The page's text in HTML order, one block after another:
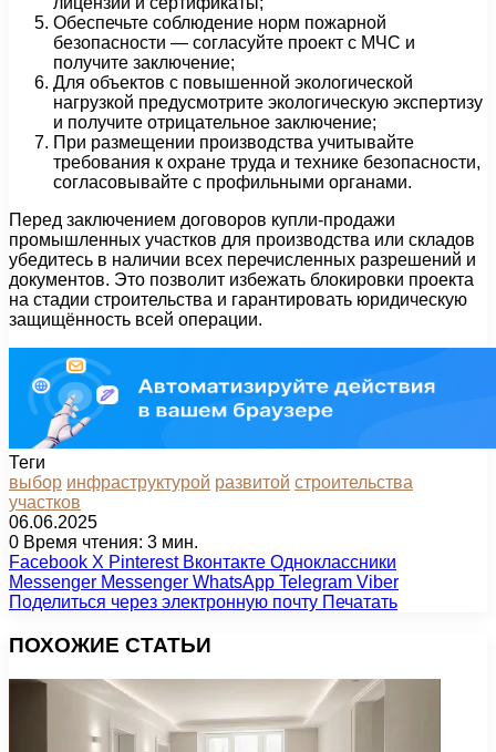
Обеспечьте соблюдение норм пожарной
безопасности — согласуйте проект с МЧС и
получите заключение;
Для объектов с повышенной экологической
нагрузкой предусмотрите экологическую экспертизу
и получите отрицательное заключение;
При размещении производства учитывайте
требования к охране труда и технике безопасности,
согласовывайте с профильными органами.
Перед заключением договоров купли-продажи
промышленных участков для производства или складов
убедитесь в наличии всех перечисленных разрешений и
документов. Это позволит избежать блокировки проекта
на стадии строительства и гарантировать юридическую
защищённость всей операции.
Теги
выбор инфраструктурой развитой строительства
участков
06.06.2025
0 Время чтения: 3 мин.
Facebook X Pinterest Вконтакте Одноклассники
Messenger Messenger WhatsApp Telegram Viber
Поделиться через электронную почту Печатать
ПОХОЖИЕ СТАТЬИ